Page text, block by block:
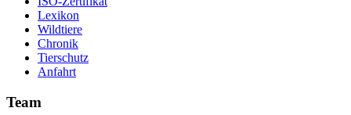
Lexikon
Wildtiere
Chronik
Tierschutz
Anfahrt
Team